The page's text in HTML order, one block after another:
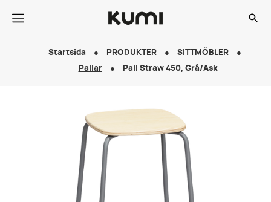
Startsida PRODUKTER
SITTMÖBLER
Pallar
Pall Straw 450, Grå/Ask